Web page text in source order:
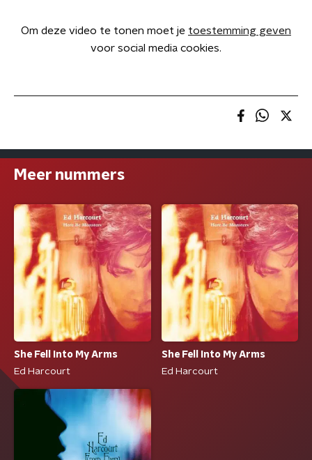
Om deze video te tonen moet je toestemming geven
voor social media cookies.
Meer nummers
She Fell Into My Arms
Ed Harcourt
She Fell Into My Arms
Ed Harcourt